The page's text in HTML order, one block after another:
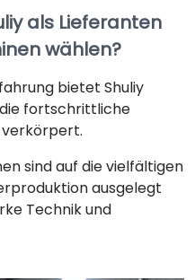
als Lieferanten
wählen?
bietet Shuliy
fortschrittliche
verkörpert.
sind auf die vielfältigen
ausgelegt
Technik und